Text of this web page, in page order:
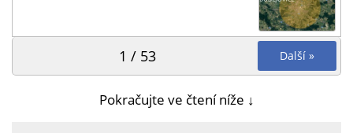
Další »
1 / 53
Pokračujte ve čtení níže ↓